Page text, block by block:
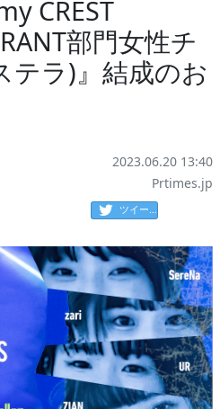
CREST
部門女性チ
テラ)』結成のお
2023.06.20 13:40
Prtimes.jp
ツイート